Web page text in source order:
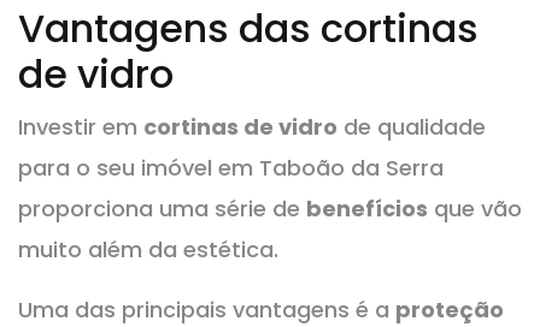
Vantagens das cortinas
de vidro
Investir em cortinas de vidro de qualidade
para o seu imóvel em Taboão da Serra
proporciona uma série de benefícios que vão
muito além da estética.
Uma das principais vantagens é a proteção